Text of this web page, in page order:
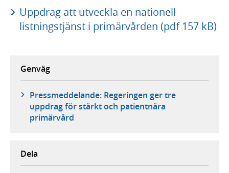
Uppdrag att utveckla en nationell
listningstjänst i primärvården (pdf 157 kB)
Genväg
Pressmeddelande: Regeringen ger tre
uppdrag för stärkt och patientnära
primärvård
Dela